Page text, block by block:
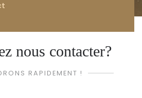
nous contacter?
RAPIDEMENT !